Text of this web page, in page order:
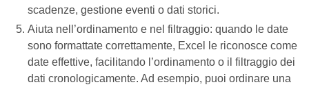
scadenze, gestione eventi o dati storici.
Aiuta nell’ordinamento e nel filtraggio: quando le date
sono formattate correttamente, Excel le riconosce come
date effettive, facilitando l’ordinamento o il filtraggio dei
dati cronologicamente. Ad esempio, puoi ordinare una